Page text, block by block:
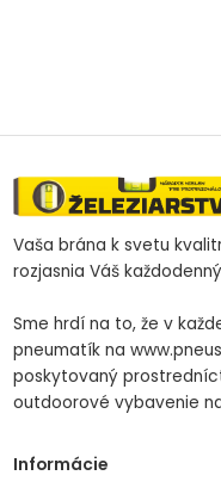
Vaša brána k svetu
rozjasnia Váš
Sme hrdí na to, že v
pneumatík na
poskytovaný
outdoorové vybavenie
Informácie